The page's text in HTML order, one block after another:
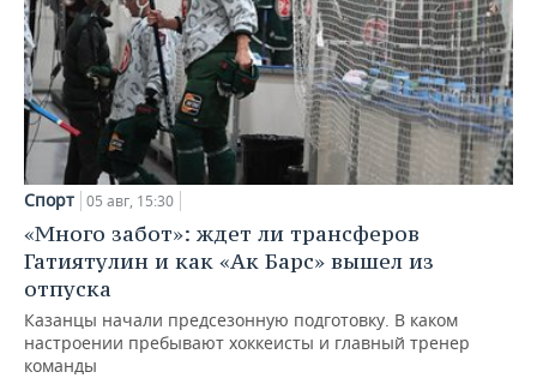
Спорт 05 авг, 15:30
«Много забот»: ждет ли трансферов
Гатиятулин и как «Ак Барс» вышел из
отпуска
Казанцы начали предсезонную подготовку. В каком
настроении пребывают хоккеисты и главный тренер
команды